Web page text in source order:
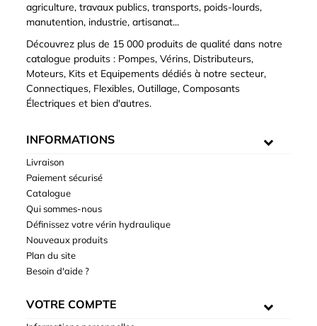
agriculture, travaux publics, transports, poids-lourds,
manutention, industrie, artisanat...
Découvrez plus de 15 000 produits de qualité dans notre
catalogue produits : Pompes, Vérins, Distributeurs,
Moteurs, Kits et Equipements dédiés à notre secteur,
Connectiques, Flexibles, Outillage, Composants
Électriques et bien d'autres.
INFORMATIONS
Livraison
Paiement sécurisé
Catalogue
Qui sommes-nous
Définissez votre vérin hydraulique
Nouveaux produits
Plan du site
Besoin d'aide ?
VOTRE COMPTE